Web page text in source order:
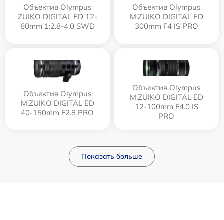
Объектив Olympus
ZUIKO DIGITAL ED 12-
60mm 1:2.8-4.0 SWD
Объектив Olympus
M.ZUIKO DIGITAL ED
300mm F4 IS PRO
Объектив Olympus
M.ZUIKO DIGITAL ED
40-150mm F2.8 PRO
Объектив Olympus
M.ZUIKO DIGITAL ED
12‑100mm F4.0 IS
PRO
Показать больше